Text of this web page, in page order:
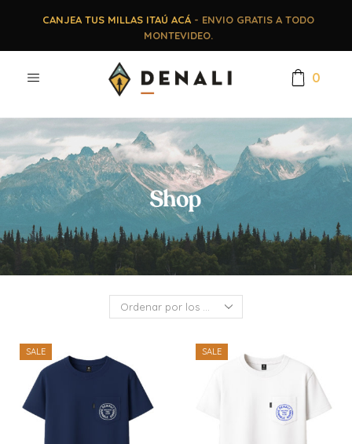
CANJEA TUS MILLAS ITAÚ ACÁ- ENVIO GRATIS A TODO
MONTEVIDEO.
0
SALE SALE